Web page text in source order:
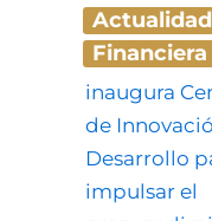
Actualidad
Financiera